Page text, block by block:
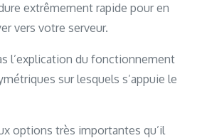
ubuntu
de paquets... Fait
l'arbre des
Fait
extrêmement rapide pour en
vers votre serveur.
l’explication du fonctionnement
sur lesquels s’appuie le
options très importantes qu’il